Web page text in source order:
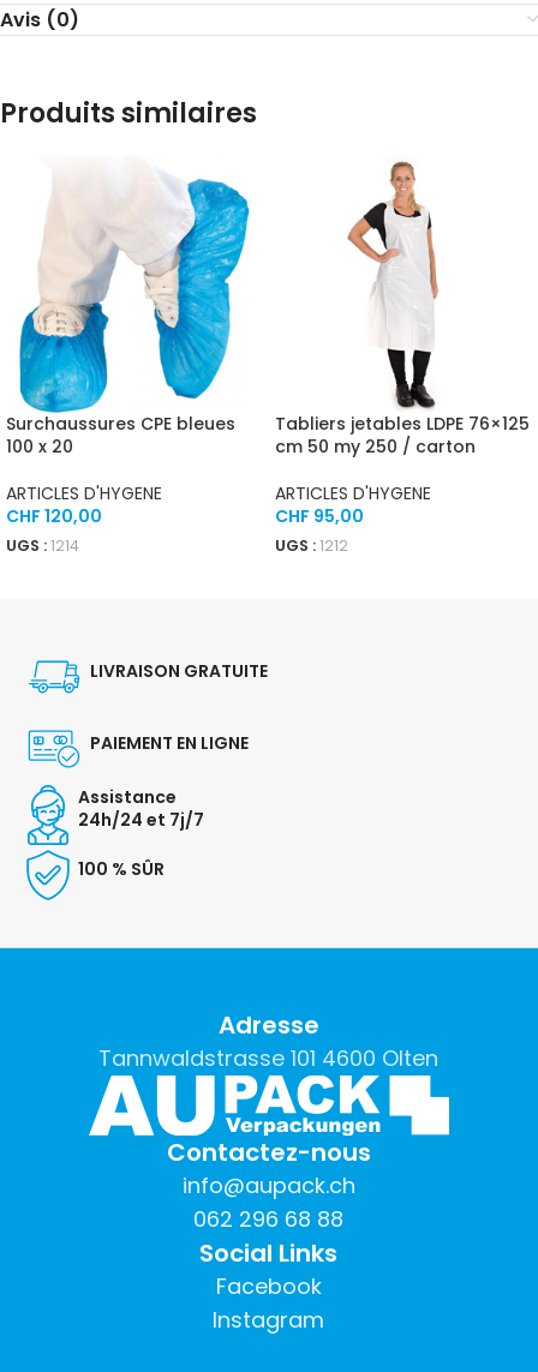
Avis (0)
Produits similaires
Surchaussures CPE bleues
100 x 20
ARTICLES D'HYGENE
CHF 120,00
UGS :1214
Tabliers jetables LDPE 76×125
cm 50 my 250 / carton
ARTICLES D'HYGENE
CHF 95,00
UGS :1212
LIVRAISON GRATUITE
PAIEMENT EN LIGNE
Assistance
24h/24 et 7j/7
100 % SÛR
Adresse
Tannwaldstrasse 101 4600 Olten
Contactez-nous
info@aupack.ch
062 296 68 88
Social Links
Facebook
Instagram